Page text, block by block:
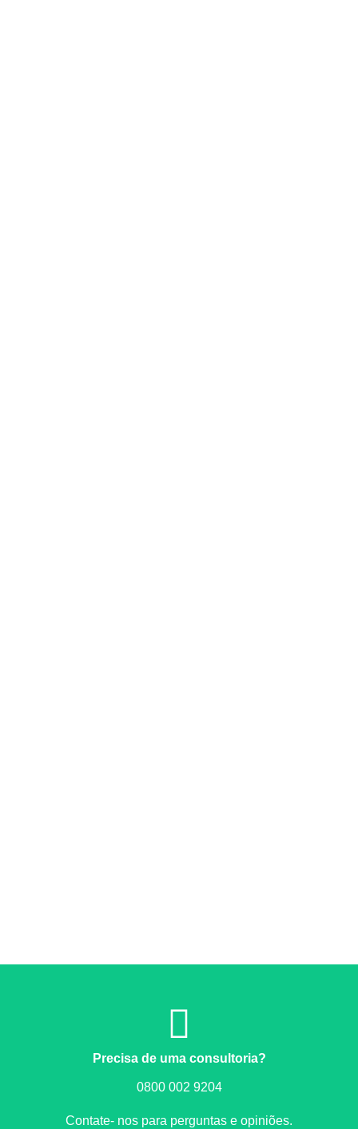
Precisa de uma consultoria?
0800 002 9204
Contate- nos para perguntas e opiniões.